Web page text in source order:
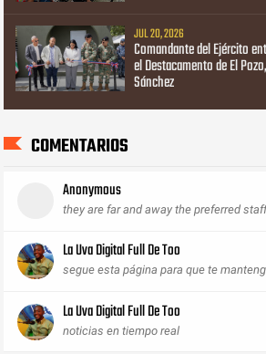
JUL 20, 2026
Comandante del Ejército
el Destacamento de El
Sánchez
COMENTARIOS
Anonymous
they are far and away the preferred
La Uva Digital Full De Too
segue esta página para que te
La Uva Digital Full De Too
noticias en tiempo real